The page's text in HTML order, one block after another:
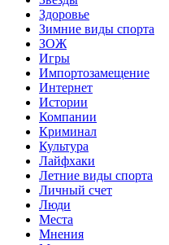
Здоровье
Зимние виды спорта
ЗОЖ
Игры
Импортозамещение
Интернет
Истории
Компании
Криминал
Культура
Лайфхаки
Летние виды спорта
Личный счет
Люди
Места
Мнения